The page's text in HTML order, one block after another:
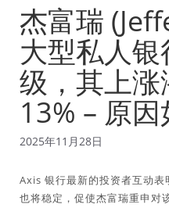
杰富瑞
大型私人
级，其上
13% – 原
2025年11月28日
Axis 银行最新的投资者互动
也将稳定，促使杰富瑞重申对